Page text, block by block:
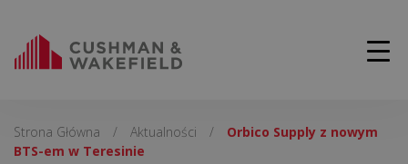
Strona Główna / Aktualności /
Orbico Supply z nowym
BTS-em w Teresinie